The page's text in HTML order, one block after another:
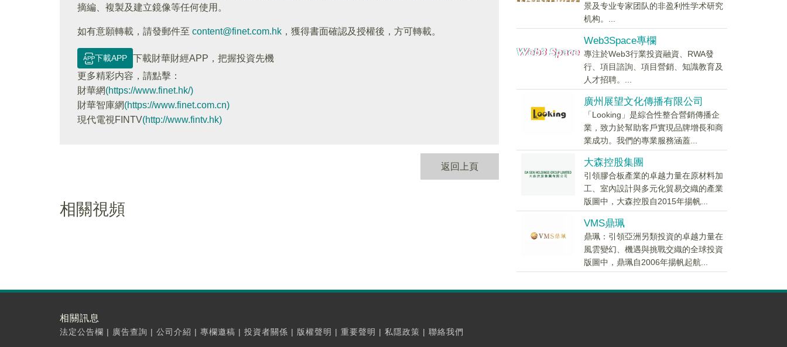
摘編、複製及建立鏡像等任何使用。
如有意願轉載，請發郵件至 content@finet.com.hk ，獲得書面確認及授權後，方可轉載。
下載APP
下載財華財經APP，把握投資先機
更多精彩内容，請點擊：
財華網(https://www.finet.hk/)
財華智庫網(https://www.finet.com.cn)
現代電視FINTV(http://www.fintv.hk)
返回上頁
相關視頻
景及专业专家团队的非盈利性学术研究
机构。...
Web3Space專欄
專注於Web3行業投資融資、RWA發
行、項目諮詢、項目營銷、知識教育及
人才招聘。...
廣州展望文化傳播有限公司
「Looking」是綜合性整合營銷傳播企
業，致力於幫助客戶實現品牌增長和商
業成功。我們的專業服務涵蓋...
大森控股集團
引領膠合板產業的卓越力量在原材料加
工、室內設計與多元化貿易交織的產業
版圖中，大森控股自2015年揚帆...
VMS鼎珮
鼎珮：引領亞洲另類投資的卓越力量在
風雲變幻、機遇與挑戰交織的全球投資
版圖中，鼎珮自2006年揚帆起航...
相關訊息
法定公告欄 | 廣告查詢 | 公司介紹 | 專欄邀稿 | 投資者關係 | 版權聲明 | 重要聲明 | 私隱政策 | 聯絡我們